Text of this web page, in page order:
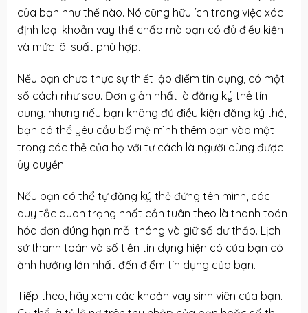
của bạn như thế nào. Nó cũng hữu ích trong việc xác
định loại khoản vay thế chấp mà bạn có đủ điều kiện
và mức lãi suất phù hợp.
Nếu bạn chưa thực sự thiết lập điểm tín dụng, có một
số cách như sau. Đơn giản nhất là đăng ký thẻ tín
dụng, nhưng nếu bạn không đủ điều kiện đăng ký thẻ,
bạn có thể yêu cầu bố mệ mình thêm bạn vào một
trong các thẻ của họ với tư cách là người dùng được
ủy quyền.
Nếu bạn có thể tự đăng ký thẻ đứng tên mình, các
quy tắc quan trọng nhất cần tuân theo là thanh toán
hóa đơn đúng hạn mỗi tháng và giữ số dư thấp. Lịch
sử thanh toán và số tiền tín dụng hiện có của bạn có
ảnh hưởng lớn nhất đến điểm tín dụng của bạn.
Tiếp theo, hãy xem các khoản vay sinh viên của bạn.